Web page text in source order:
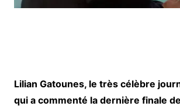
Lilian Gatounes, le très célèbre
qui a commenté la dernière finale